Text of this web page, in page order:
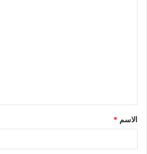
ق
*
الاسم *